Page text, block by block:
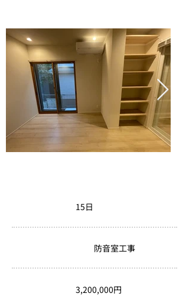
15日
防音室工事
3,200,000円